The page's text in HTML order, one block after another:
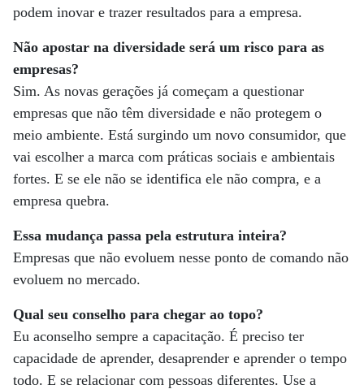
podem inovar e trazer resultados para a empresa.
Não apostar na diversidade será um risco para as
empresas?
Sim. As novas gerações já começam a questionar
empresas que não têm diversidade e não protegem o
meio ambiente. Está surgindo um novo consumidor, que
vai escolher a marca com práticas sociais e ambientais
fortes. E se ele não se identifica ele não compra, e a
empresa quebra.
Essa mudança passa pela estrutura inteira?
Empresas que não evoluem nesse ponto de comando não
evoluem no mercado.
Qual seu conselho para chegar ao topo?
Eu aconselho sempre a capacitação. É preciso ter
capacidade de aprender, desaprender e aprender o tempo
todo. E se relacionar com pessoas diferentes. Use a